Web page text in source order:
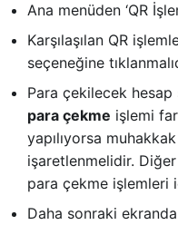
Ana menüden ‘QR
Karşılaşılan QR
seçeneğine
Para çekilecek
para çekme işlemi
yapılıyorsa
işaretlenmelidir.
para çekme işlemleri
Daha sonraki